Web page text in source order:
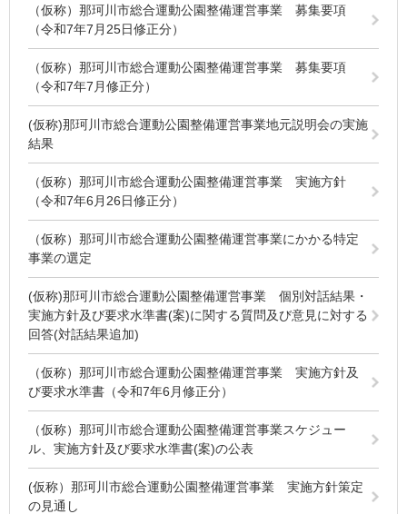
（仮称）那珂川市総合運動公園整備運営事業 募集要項
（令和7年7月25日修正分）
（仮称）那珂川市総合運動公園整備運営事業 募集要項
（令和7年7月修正分）
(仮称)那珂川市総合運動公園整備運営事業地元説明会の実施
結果
（仮称）那珂川市総合運動公園整備運営事業 実施方針
（令和7年6月26日修正分）
（仮称）那珂川市総合運動公園整備運営事業にかかる特定
事業の選定
(仮称)那珂川市総合運動公園整備運営事業 個別対話結果・
実施方針及び要求水準書(案)に関する質問及び意見に対する
回答(対話結果追加)
（仮称）那珂川市総合運動公園整備運営事業 実施方針及
び要求水準書（令和7年6月修正分）
（仮称）那珂川市総合運動公園整備運営事業スケジュー
ル、実施方針及び要求水準書(案)の公表
(仮称）那珂川市総合運動公園整備運営事業 実施方針策定
の見通し